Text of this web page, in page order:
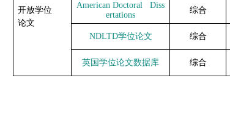
开放学位
论文
American Doctoral Diss
ertations
综合
NDLTD学位论文 综合
英国学位论文数据库 综合